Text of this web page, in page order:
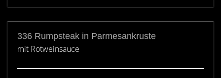
336 Rumpsteak in Parmesankruste
mit Rotweinsauce